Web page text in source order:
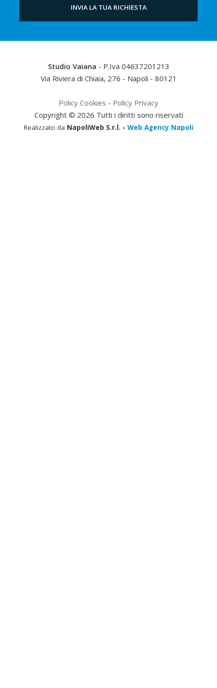
Studio Vaiana - P.Iva 04637201213
Via Riviera di Chiaia, 276 - Napoli - 80121
Policy Cookies - Policy Privacy
Copyright © 2026 Tutti i diritti sono riservati
Realizzato da NapoliWeb S.r.l. - Web Agency Napoli